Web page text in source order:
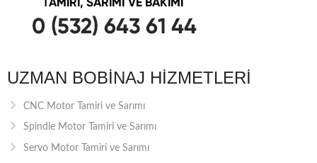
UZMAN BOBINAJ HIZMETLERI
CNC Motor Tamiri ve Sarımı
Spindle Motor Tamiri ve Sarımı
Servo Motor Tamiri ve Sarımı